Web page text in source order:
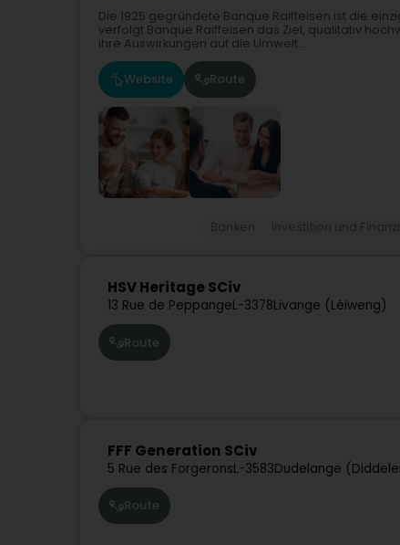
Die 1925 gegründete Banque Raiffeisen ist die
verfolgt Banque Raiffeisen das Ziel, qualitativ
ihre Auswirkungen auf die Umwelt...
Website Route
HSV Heritage SCiv
13 Rue de PeppangeL-3378Livange (Léiweng)
Route
FFF Generation SCiv
5 Rue des ForgeronsL-3583Dudelange
Route